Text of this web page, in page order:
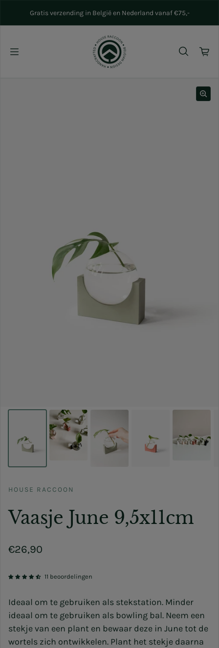
Gratis verzending in België en Nederland vanaf €75,-
HOUSE RACCOON
Vaasje June 9,5x11cm
Normale prijs
€26,90
11 beoordelingen
Ideaal om te gebruiken als stekstation. Minder
ideaal om te gebruiken als bowling bal. Neem een
stekje van een plant en bewaar deze in June tot de
wortels zich ontwikkelen. Plant het stekje daarna